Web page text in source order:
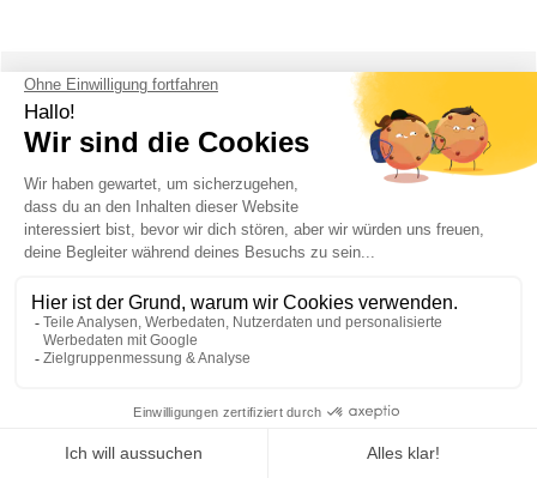
WAS IST ENTHALTEN?
20 Kugeln pro Person
3 verschiedene Waffen - Glock 17, CZ Schatten 9
Parabellum, Beretta 92FS 9 Parabellum
Ausbilder und Sicherheitseinweisung
Begleitung durch lokalen Reiseguide
Mein JGA in Danzig